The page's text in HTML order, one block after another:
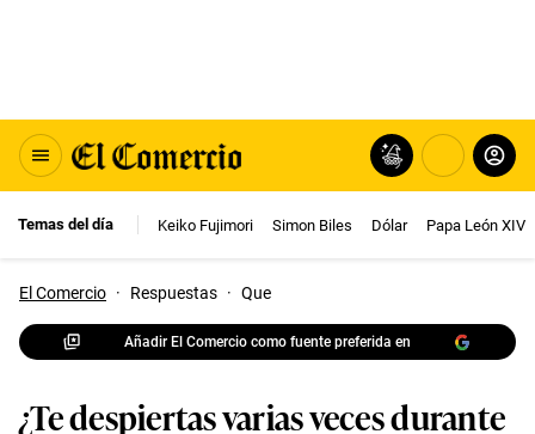
Temas del día Keiko Fujimori Simon Biles Dólar Papa León XIV
El Comercio · Respuestas · Que
Añadir El Comercio como fuente preferida en
¿Te despiertas varias veces durante